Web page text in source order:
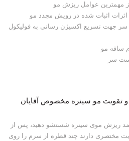
اثرات اثبات شده در رویش مجدد مو
جهت تسریع اکسیژن رسانی به فولیکول
ساقه مو
سر
مو سینره مخصوص آقایان
ضد ریزش موی سینره شستشو دهید، پس از
مختصری دارند چند قطره از سرم را روی